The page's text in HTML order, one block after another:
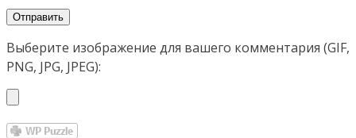
Выберите изображение для вашего комментария (GIF,
PNG, JPG, JPEG):